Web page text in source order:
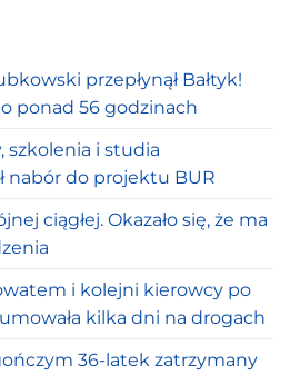
przepłynął Bałtyk!
ponad 56 godzinach
szkolenia i studia
nabór do projektu BUR
ciągłej. Okazało się, że ma
i kolejni kierowcy po
kilka dni na drogach
36-latek zatrzymany